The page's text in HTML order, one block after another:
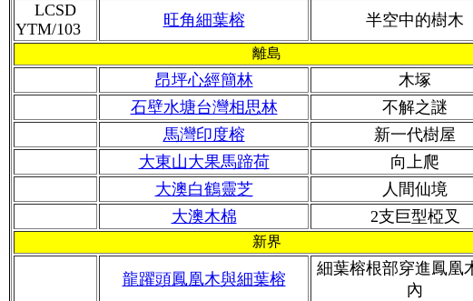
LCSD
YTM/103
旺角細葉榕 半空中的樹木
離島
昂坪心經簡林
木塚
石壁水塘台灣相思林
不解之謎
馬灣印度榕
新一代樹屋
大東山大果馬蹄荷
向上爬
大澳白鶴靈芝
人間仙境
大澳木棉
2支巨型椏叉
新界
龍躍頭鳳凰木與細葉榕
細葉榕根部穿進鳳凰
內